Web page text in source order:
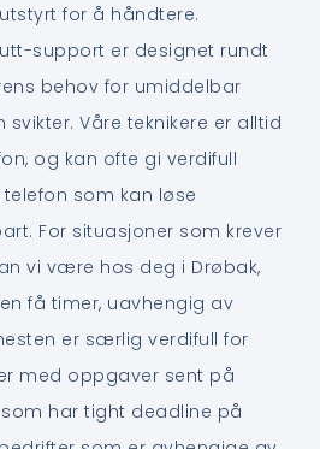
for å håndtere.
support er designet rundt
behov for umiddelbar
Våre teknikere er alltid
og kan ofte gi verdifull
som kan løse
For situasjoner som krever
vi være hos deg i Drøbak,
få timer, uavhengig av
er særlig verdifull for
med oppgaver sent på
har tight deadline på